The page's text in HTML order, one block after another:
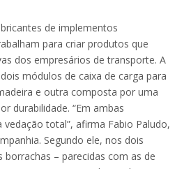
de implementos
para criar produtos que
dos empresários de transporte. A
módulos de caixa de carga para
e outra composta por uma
durabilidade. “Em ambas
total”, afirma Fabio Paludo,
Segundo ele, nos dois
borrachas – parecidas com as de